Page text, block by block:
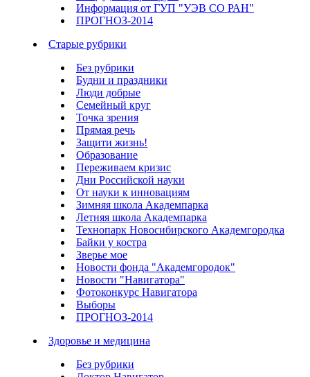
Информация от ГУП "УЭВ СО РАН"
ПРОГНОЗ-2014
Старые рубрики
Без рубрики
Будни и праздники
Люди добрые
Семейный круг
Точка зрения
Прямая речь
Защити жизнь!
Образование
Переживаем кризис
Дни Российской науки
От науки к инновациям
Зимняя школа Академпарка
Летняя школа Академпарка
Технопарк Новосибирского Академгородка
Байки у костра
Зверье мое
Новости фонда "Академгородок"
Новости "Навигатора"
Фотоконкурс Навигатора
Выборы
ПРОГНОЗ-2014
Здоровье и медицина
Без рубрики